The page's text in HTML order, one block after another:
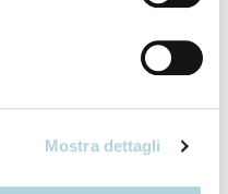
Mostra dettagli